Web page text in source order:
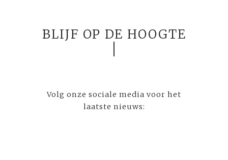
BLIJF OP DE HOOGTE
Volg onze sociale media voor het
laatste nieuws: